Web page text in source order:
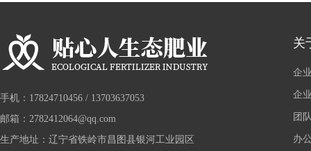
手机：17824710456 / 13703637053
邮箱：2782412064@qq.com
生产地址：辽宁省铁岭市昌图县银河工业园区
关
企
企
团
办